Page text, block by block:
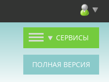
СЕРВИСЫ